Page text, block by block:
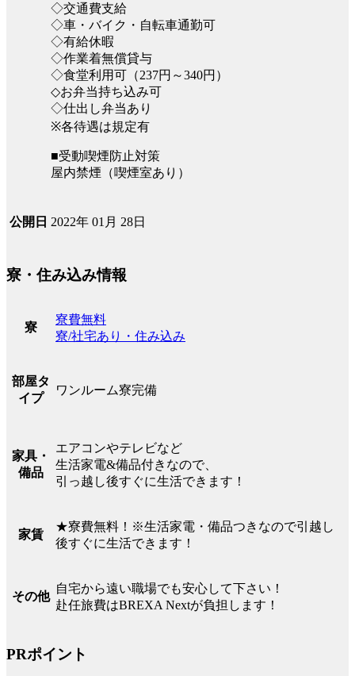
◇交通費支給
◇車・バイク・自転車通勤可
◇有給休暇
◇作業着無償貸与
◇食堂利用可（237円～340円）
◇お弁当持ち込み可
◇仕出し弁当あり
※各待遇は規定有
■受動喫煙防止対策
屋内禁煙（喫煙室あり）
公開日 2022年 01月 28日
寮・住み込み情報
寮
寮費無料
寮/社宅あり・住み込み
部屋タ
イプ
ワンルーム寮完備
家具・
備品
エアコンやテレビなど
生活家電&備品付きなので、
引っ越し後すぐに生活できます！
家賃
★寮費無料！※生活家電・備品つきなので引越し
後すぐに生活できます！
その他
自宅から遠い職場でも安心して下さい！
赴任旅費はBREXA Nextが負担します！
PRポイント